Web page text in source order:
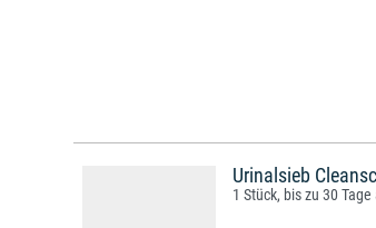
Urinalsieb
1 Stück, bis zu 30